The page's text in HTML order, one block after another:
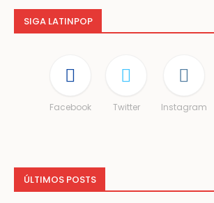
SIGA LATINPOP
Facebook Twitter Instagram
ÚLTIMOS POSTS